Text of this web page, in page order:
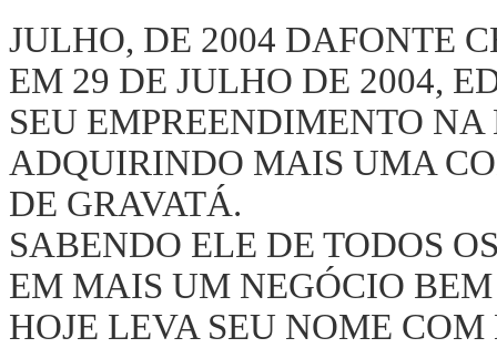
JULHO, DE 2004 DAFONTE
EM 29 DE JULHO DE 2004,
SEU EMPREENDIMENTO
ADQUIRINDO MAIS UMA
DE GRAVATÁ.
SABENDO ELE DE TODOS
EM MAIS UM NEGÓCIO
HOJE LEVA SEU NOME